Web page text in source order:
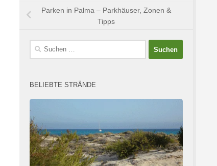
Parken in Palma – Parkhäuser, Zonen &
Tipps
Suchen
nach:
BELIEBTE STRÄNDE